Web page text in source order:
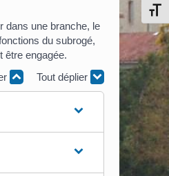
dans une branche, le
du subrogé,
être engagée.
Tout déplier